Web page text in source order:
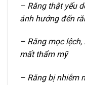
– Răng thật yếu
ảnh hưởng đến
– Răng mọc
mất thẩm mỹ
– Răng bị nhiễm